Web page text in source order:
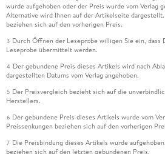
wurde aufgehoben oder der Preis wurde vom Verlag
Alternative wird Ihnen auf der Artikelseite dargestellt.
beziehen sich auf den vorherigen Preis.
3 Durch Öffnen der Leseprobe willigen Sie ein, dass
Leseprobe übermittelt werden.
4 Der gebundene Preis dieses Artikels wird nach
dargestellten Datums vom Verlag angehoben.
5 Der Preisvergleich bezieht sich auf die
Herstellers.
6 Der gebundene Preis dieses Artikels wurde vom
Preissenkungen beziehen sich auf den vorherigen
7 Die Preisbindung dieses Artikels wurde
beziehen sich auf den letzten gebundenen Preis.